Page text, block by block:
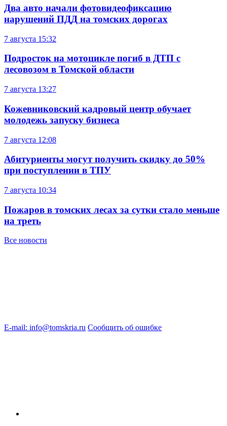
Два авто начали фотовидеофиксацию
нарушений ПДД на томских дорогах
7 августа 15:32
Подросток на мотоцикле погиб в ДТП с
лесовозом в Томской области
7 августа 13:27
Кожевниковский кадровый центр обучает
молодежь запуску бизнеса
7 августа 12:08
Абитуриенты могут получить скидку до 50%
при поступлении в ТПУ
7 августа 10:34
Пожаров в томских лесах за сутки стало меньше
на треть
Все новости
E-mail: info@tomskria.ru Сообщить об ошибке